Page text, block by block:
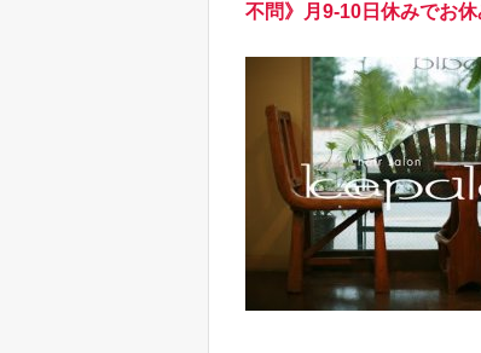
不問》月9-10日休みでお